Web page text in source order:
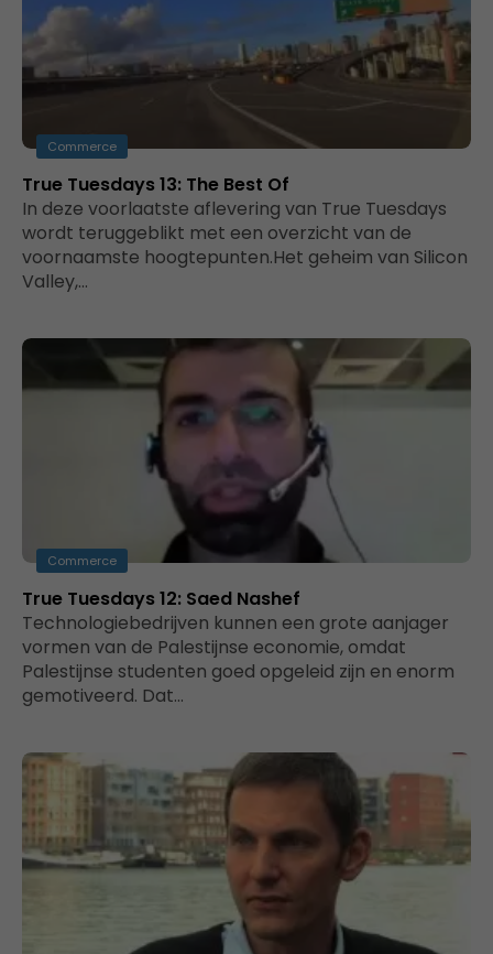
Commerce
True Tuesdays 13: The Best Of
In deze voorlaatste aflevering van True Tuesdays
wordt teruggeblikt met een overzicht van de
voornaamste hoogtepunten.Het geheim van Silicon
Valley,…
Commerce
True Tuesdays 12: Saed Nashef
Technologiebedrijven kunnen een grote aanjager
vormen van de Palestijnse economie, omdat
Palestijnse studenten goed opgeleid zijn en enorm
gemotiveerd. Dat…